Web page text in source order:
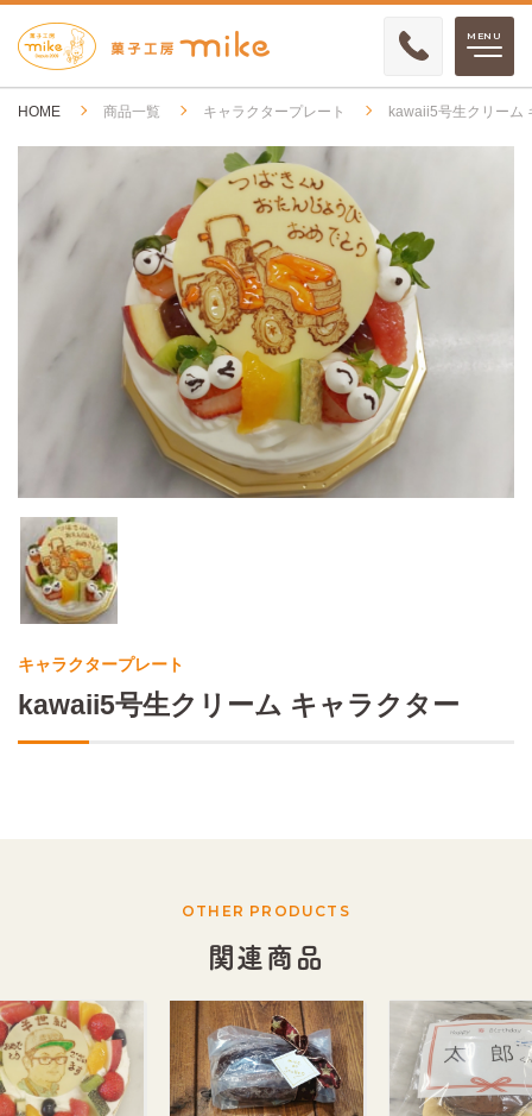
HOME 商品一覧 キャラクタープレート kawaii5号生クリーム
キャラクタープレート
kawaii5号生クリーム キャラクター
OTHER PRODUCTS
関連商品